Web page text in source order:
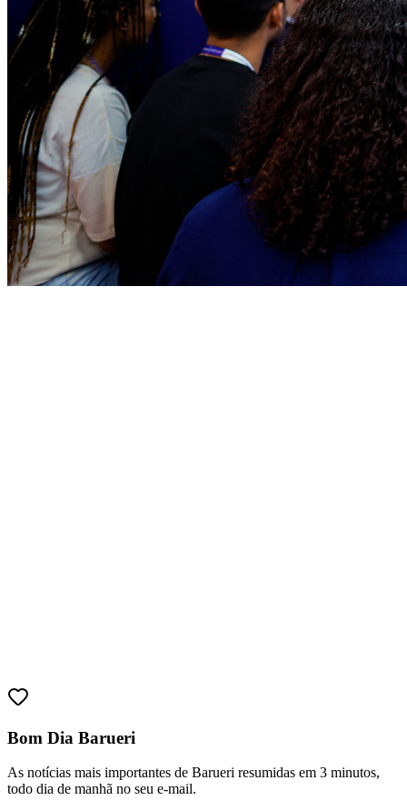
Bom Dia Barueri
As notícias mais importantes de Barueri resumidas em 3 minutos,
todo dia de manhã no seu e-mail.